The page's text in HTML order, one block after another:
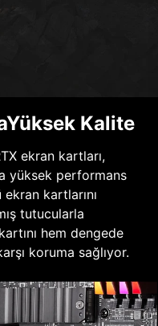
Kalite
ekran kartları,
yüksek performans
kartlarını
tutucularla
hem dengede
koruma sağlıyor.